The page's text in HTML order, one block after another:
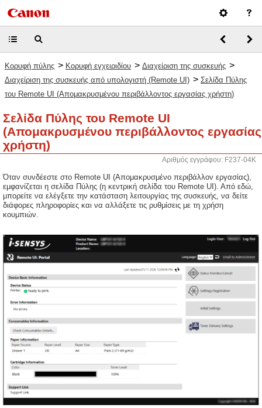
Κορυφή πύλης > Κορυφή εγχειριδίου > Διαχείριση της συσκευής >
Διαχείριση της συσκευής από υπολογιστή (Remote UI) > Σελίδα Πύλης
του Remote UI (Απομακρυσμένου περιβάλλοντος εργασίας χρήστη)
Σελίδα Πύλης του Remote UI
(Απομακρυσμένου περιβάλλοντος εργασίας
χρήστη)
Αριθμός εγγράφου: F237-04K
Όταν συνδέεστε στο Remote UI (Απομακρυσμένο περιβάλλον εργασίας),
εμφανίζεται η σελίδα Πύλης (η κεντρική σελίδα του Remote UI). Από εδώ,
μπορείτε να ελέγξετε την κατάσταση λειτουργίας της συσκευής, να δείτε
διάφορες πληροφορίες και να αλλάξετε τις ρυθμίσεις με τη χρήση
κουμπιών.